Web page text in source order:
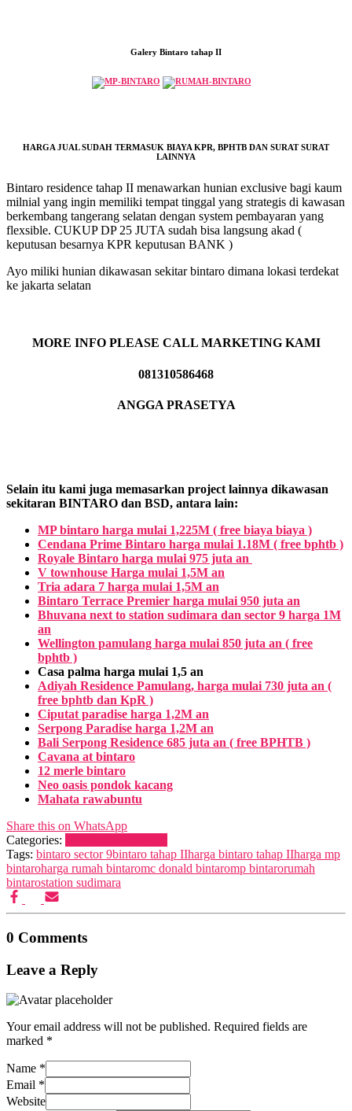
Galery Bintaro tahap II
HARGA JUAL SUDAH TERMASUK BIAYA KPR, BPHTB DAN SURAT SURAT
LAINNYA
Bintaro residence tahap II menawarkan hunian exclusive bagi kaum
milnial yang ingin memiliki tempat tinggal yang strategis di kawasan
berkembang tangerang selatan dengan system pembayaran yang
flexsible. CUKUP DP 25 JUTA sudah bisa langsung akad (
keputusan besarnya KPR keputusan BANK )
Ayo miliki hunian dikawasan sekitar bintaro dimana lokasi terdekat
ke jakarta selatan
MORE INFO PLEASE CALL MARKETING KAMI
081310586468
ANGGA PRASETYA
Selain itu kami juga memasarkan project lainnya dikawasan
sekitaran BINTARO dan BSD, antara lain:
MP bintaro harga mulai 1,225M ( free biaya biaya )
Cendana Prime Bintaro harga mulai 1.18M ( free bphtb )
Royale Bintaro harga mulai 975 juta an
V townhouse Harga mulai 1,5M an
Tria adara 7 harga mulai 1,5M an
Bintaro Terrace Premier harga mulai 950 juta an
Bhuvana next to station sudimara dan sector 9 harga 1M
an
Wellington pamulang harga mulai 850 juta an ( free
bphtb )
Casa palma harga mulai 1,5 an
Adiyah Residence Pamulang, harga mulai 730 juta an (
free bphtb dan KpR )
Ciputat paradise harga 1,2M an
Serpong Paradise harga 1,2M an
Bali Serpong Residence 685 juta an ( free BPHTB )
Cavana at bintaro
12 merle bintaro
Neo oasis pondok kacang
Mahata rawabuntu
Share this on WhatsApp
Categories:
Tags: bintaro sector 9bintaro tahap IIharga bintaro tahap IIharga mp
bintaroharga rumah bintaromc donald bintaromp bintarorumah
bintarostation sudimara
0 Comments
Leave a Reply
Your email address will not be published. Required fields are
marked *
Name *
Email *
Website